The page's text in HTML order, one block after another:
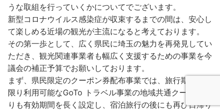
うな取組を行っていくかについてでございます。
新型コロナウイルス感染症が収束するまでの間は、安心し
て楽しめる近場の観光が主流になると考えております。
その第一歩として、広く県民に埼玉の魅力を再発見してい
ただき、観光関連事業者も幅広く支援するための事業を今
議会の補正予算でお願いしております。
まず、県民限定のクーポン券配布事業では、旅行期間中に
限り利用可能なGoTo トラベル事業の地域共通クーポンよ
りも有効期間を長く設定し、宿泊旅行の後にも再び日帰り